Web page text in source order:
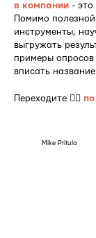
в компании - это
Помимо
инструменты,
выгружать
примеры
вписать
Переходите 👉🏻
Mike Pritula